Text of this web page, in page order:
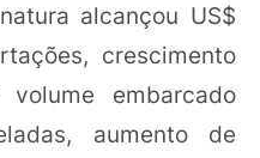
alcançou US$
crescimento
embarcado
aumento de